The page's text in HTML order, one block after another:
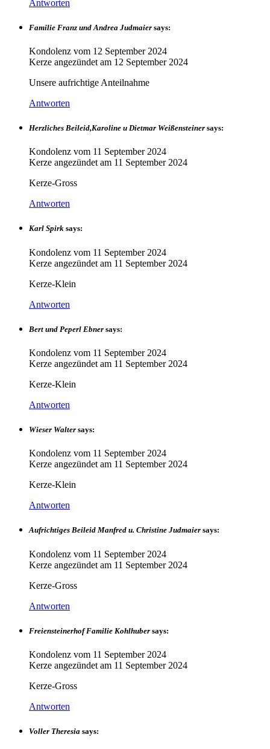
Antworten
Familie Franz und Andrea Judmaier says:
Kondolenz vom 12 September 2024
Kerze angezündet am 12 September 2024
Unsere aufrichtige Anteilnahme
Antworten
Herzliches Beileid,Karoline u Dietmar Weißensteiner says:
Kondolenz vom 11 September 2024
Kerze angezündet am 11 September 2024
Kerze-Gross
Antworten
Karl Spirk says:
Kondolenz vom 11 September 2024
Kerze angezündet am 11 September 2024
Kerze-Klein
Antworten
Bert und Peperl Ebner says:
Kondolenz vom 11 September 2024
Kerze angezündet am 11 September 2024
Kerze-Klein
Antworten
Wieser Walter says:
Kondolenz vom 11 September 2024
Kerze angezündet am 11 September 2024
Kerze-Klein
Antworten
Aufrichtiges Beileid Manfred u. Christine Judmaier says:
Kondolenz vom 11 September 2024
Kerze angezündet am 11 September 2024
Kerze-Gross
Antworten
Freiensteinerhof Familie Kohlhuber says:
Kondolenz vom 11 September 2024
Kerze angezündet am 11 September 2024
Kerze-Gross
Antworten
Voller Theresia says: